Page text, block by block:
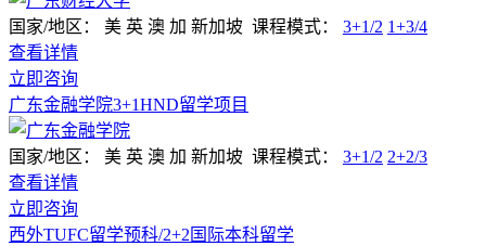
国家/地区： 美 英 澳 加 新加坡 课程模式： 3+1/2 1+3/4
查看详情
立即咨询
广东金融学院3+1HND留学项目
国家/地区： 美 英 澳 加 新加坡 课程模式： 3+1/2 2+2/3
查看详情
立即咨询
西外TUFC留学预科/2+2国际本科留学